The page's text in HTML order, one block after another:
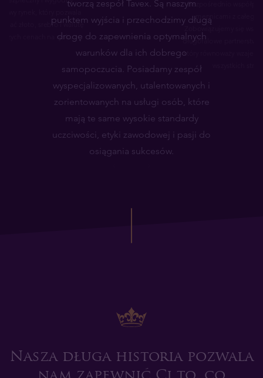
złoto, srebro i walutę
cenach na rynku.
tworzą zespół Tavex. Są naszym
punktem wyjścia i przechodzimy długą
drogę do zapewnienia optymalnych
warunków dla ich dobrego
samopoczucia. Posiadamy zespół
wyspecjalizowanych, utalentowanych i
zorientowanych na usługi osób, które
mają te same wysokie standardy
uczciwości, etyki zawodowej i pasji do
osiągania sukcesów.
Bezpośrednio
długofalowe partnerstwa
który równoważy
Nasza długa historia pozwala